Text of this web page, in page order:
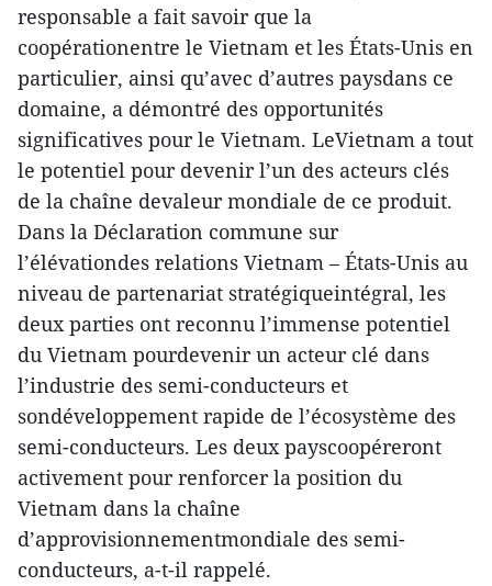
responsable a fait savoir que la
coopérationentre le Vietnam et les États-Unis en
particulier, ainsi qu’avec d’autres paysdans ce
domaine, a démontré des opportunités
significatives pour le Vietnam. LeVietnam a tout
le potentiel pour devenir l’un des acteurs clés
de la chaîne devaleur mondiale de ce produit.
Dans la Déclaration commune sur
l’élévationdes relations Vietnam – États-Unis au
niveau de partenariat stratégiqueintégral, les
deux parties ont reconnu l’immense potentiel
du Vietnam pourdevenir un acteur clé dans
l’industrie des semi-conducteurs et
sondéveloppement rapide de l’écosystème des
semi-conducteurs. Les deux payscoopéreront
activement pour renforcer la position du
Vietnam dans la chaîne
d’approvisionnementmondiale des semi-
conducteurs, a-t-il rappelé.